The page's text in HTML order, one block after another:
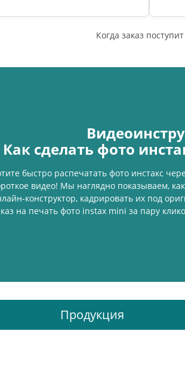
Когда заказ
Как сделать фото
быстро распечатать фото инстакс
видео! Мы наглядно показываем,
конструктор, кадрировать их под
на печать фото instax mini за пару
Продукция